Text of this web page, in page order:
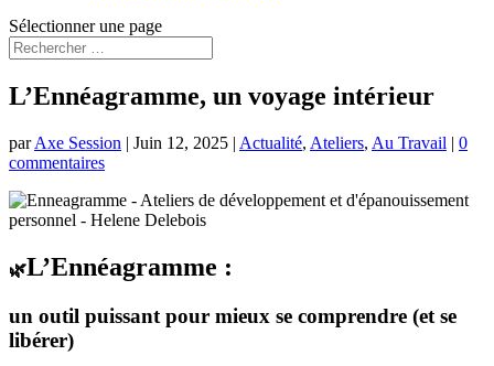
Sélectionner une page
L’Ennéagramme, un voyage intérieur
parAxe Session | Juin 12, 2025 | Actualité, Ateliers, Au Travail | 0
commentaires
🌿L’Ennéagramme :
un outil puissant pour mieux se comprendre (et se
libérer)